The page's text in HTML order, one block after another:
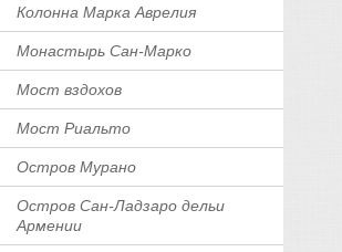
Колонна Марка Аврелия
Монастырь Сан-Марко
Мост вздохов
Мост Риальто
Остров Мурано
Остров Сан-Ладзаро дельи
Армении